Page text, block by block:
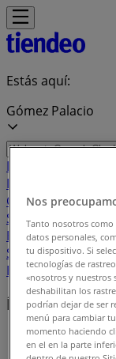
Estás aquí:
Gómez Palacio
Destacados
Departamentales
Clases Hogar
SaludElectrónica
Belleza
ServiciosDeporte
Entretenimiento
Índice de
Tiendeo en
Nos
Tanto nosotros como
datos personales,
tu dispositivo. Si
tecnologías de
«nosotros y nuestros
deshabilitan los
podrían dejar de ser
menú para cambiar
momento haciendo
en el en la parte